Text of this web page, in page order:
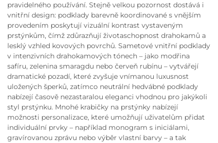
pravidelného používání. Stejně velkou pozornost dostává i
vnitřní design: podklady barevně koordinované s vnějším
provedením poskytují vizuální kontrast vystaveným
prstýnkům, čímž zdůrazňují životaschopnost drahokamů a
lesklý vzhled kovových povrchů. Sametové vnitřní podklady
v intenzivních drahokamových tónech – jako modřina
safíru, zelenina smaragdu nebo červeň rubínu – vytvářejí
dramatické pozadí, které zvyšuje vnímanou luxusnost
uložených šperků, zatímco neutrální hedvábné podklady
nabízejí časově nezastaralou eleganci vhodnou pro jakýkoli
styl prstýnku. Mnohé krabičky na prstýnky nabízejí
možnosti personalizace, které umožňují uživatelům přidat
individuální prvky – například monogram s iniciálami,
gravírovanou zprávu nebo výběr vlastní barvy – a tak